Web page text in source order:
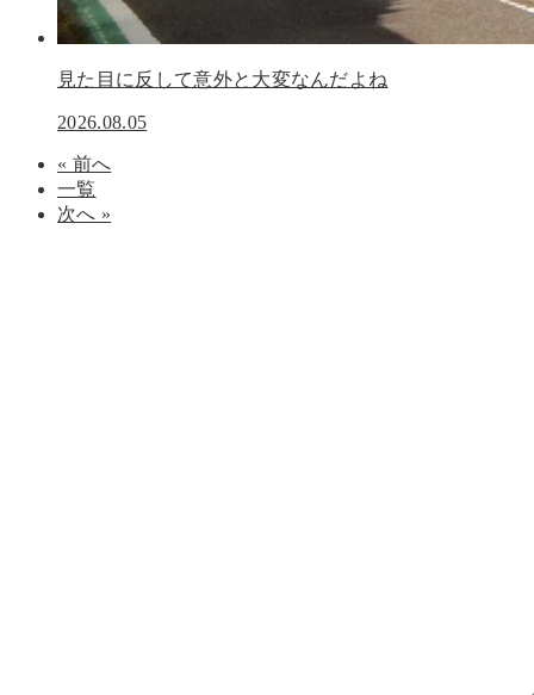
見た目に反して意外と大変なんだよね
2026.08.05
« 前へ
一覧
次へ »